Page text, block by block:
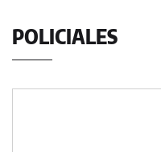
POLICIALES